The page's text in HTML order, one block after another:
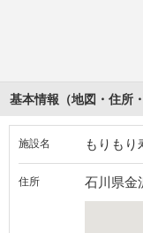
基本情報（地図・住所・
施設名 もりもり
住所 石川県金